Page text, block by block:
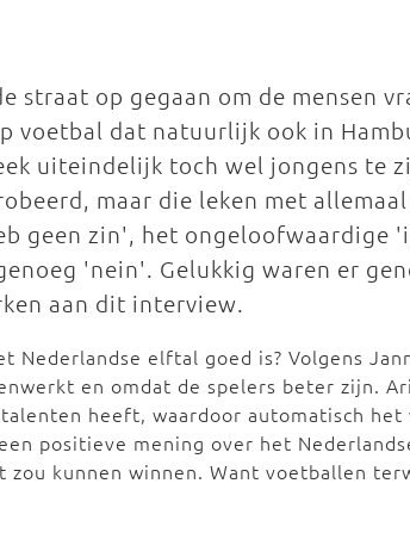
straat op gegaan om de mensen
voetbal dat natuurlijk ook in
uiteindelijk toch wel jongens te
maar die leken met allemaal
geen zin', het ongeloofwaardige
'nein'. Gelukkig waren er
aan dit interview.
Nederlandse elftal goed is? Volgens
en omdat de spelers beter zijn.
heeft, waardoor automatisch het
positieve mening over het
kunnen winnen. Want voetballen